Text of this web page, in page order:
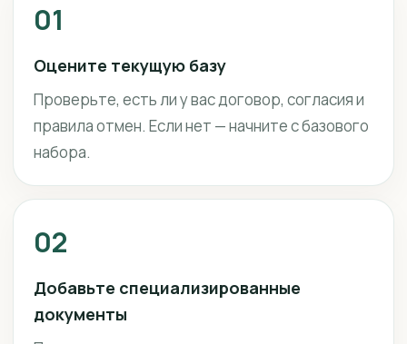
01
Оцените текущую базу
Проверьте, есть ли у вас договор, согласия и
правила отмен. Если нет — начните с базового
набора.
02
Добавьте специализированные
документы